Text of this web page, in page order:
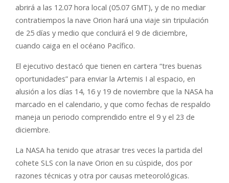
abrirá a las 12.07 hora local (05.07 GMT), y de no mediar
contratiempos la nave Orion hará una viaje sin tripulación
de 25 días y medio que concluirá el 9 de diciembre,
cuando caiga en el océano Pacífico.
El ejecutivo destacó que tienen en cartera “tres buenas
oportunidades” para enviar la Artemis I al espacio, en
alusión a los días 14, 16 y 19 de noviembre que la NASA ha
marcado en el calendario, y que como fechas de respaldo
maneja un periodo comprendido entre el 9 y el 23 de
diciembre.
La NASA ha tenido que atrasar tres veces la partida del
cohete SLS con la nave Orion en su cúspide, dos por
razones técnicas y otra por causas meteorológicas.